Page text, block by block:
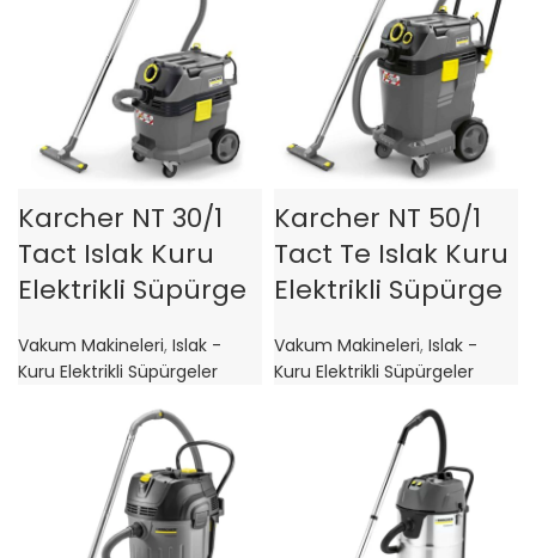
Karcher NT 30/1
Tact Islak Kuru
Elektrikli Süpürge
Vakum Makineleri, Islak -
Kuru Elektrikli Süpürgeler
Karcher NT 50/1
Tact Te Islak Kuru
Elektrikli Süpürge
Vakum Makineleri, Islak -
Kuru Elektrikli Süpürgeler